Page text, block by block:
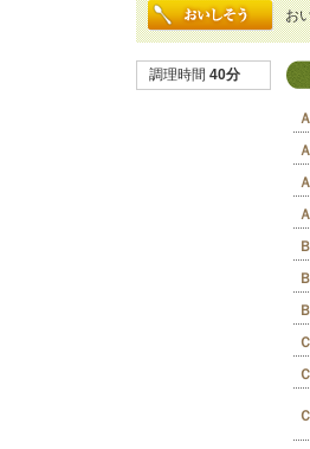
お
調理時間 40分